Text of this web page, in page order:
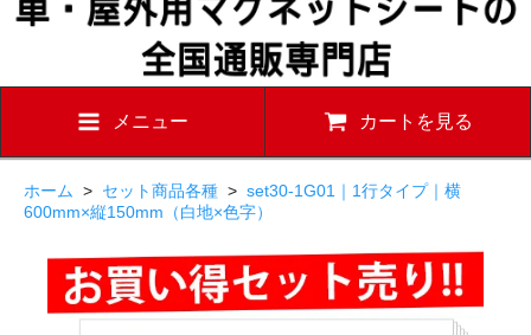
メニュー カートを見る
ホーム > セット商品各種 > set30-1G01｜1行タイプ｜横
600mm×縦150mm（白地×色字）